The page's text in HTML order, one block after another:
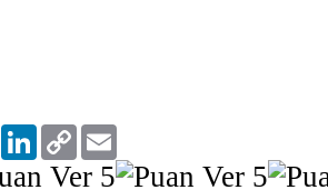
WhatsAppLinkedIn
Copy
Link